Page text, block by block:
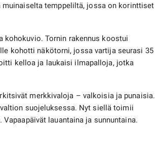
temppeliltä, ​​jossa on korinttiset
kohokuvio. Tornin rakennus koostui
kohotti näkötorni, jossa vartija seurasi 35
kelloa ja laukaisi ilmapalloja, jotka
merkkivaloja – valkoisia ja punaisia.
suojeluksessa. Nyt siellä toimii
lauantaina ja sunnuntaina.